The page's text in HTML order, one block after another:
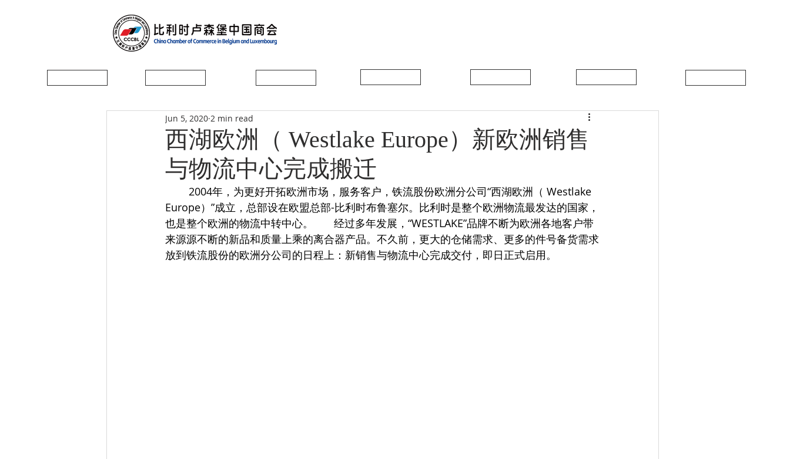
西湖欧洲（ Westlake Europe）新欧洲销售
与物流中心完成搬迁
Jun 5, 2020 2 min read
Europe）”成立，总部设在欧盟总部-比利时布鲁塞尔。比利时是整个欧洲物流最发达的国家，
也是整个欧洲的物流中转中心。       经过多年发展，“WESTLAKE”品牌不断为欧洲各地客户带
来源源不断的新品和质量上乘的离合器产品。不久前，更大的仓储需求、更多的件号备货需求
放到铁流股份的欧洲分公司的日程上：新销售与物流中心完成交付，即日正式启用。